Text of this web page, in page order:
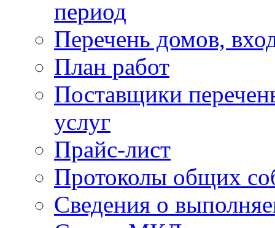
период
Перечень домов,
План работ
Поставщики
услуг
Прайс-лист
Протоколы общих
Сведения о